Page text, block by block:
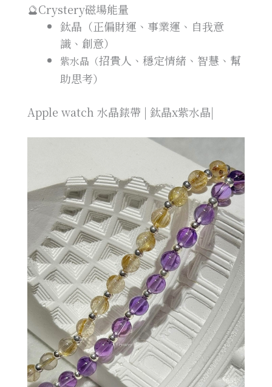
🔮Crystery磁場能量
鈦晶（正偏財運、事業運、自我意
識、創意）
紫水晶（招貴人、穩定情緒、智慧、幫
助思考）
Apple watch 水晶錶帶 | 鈦晶x紫水晶|